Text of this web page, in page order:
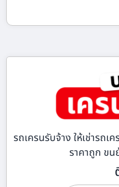
รถเครนรับจ้าง ให้เช่ารถ
ราคาถูก ข